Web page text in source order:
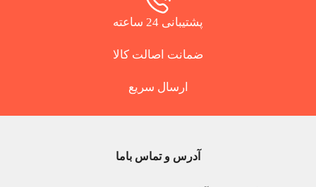
پشتیبانی 24 ساعته
ضمانت اصالت کالا
ارسال سریع
آدرس و تماس باما